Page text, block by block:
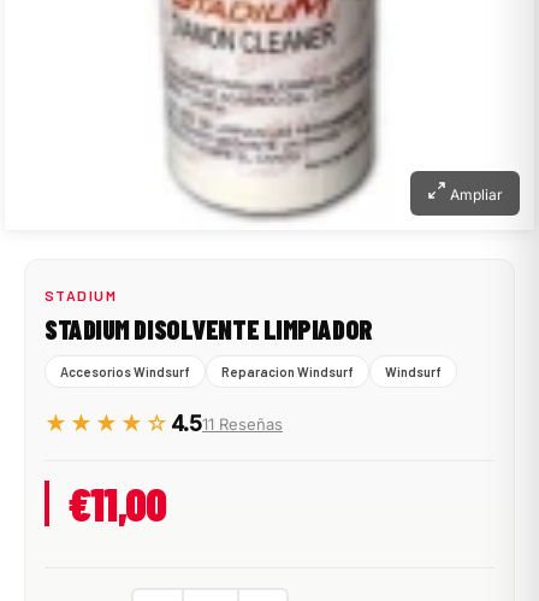
Ampliar
STADIUM
STADIUM DISOLVENTE LIMPIADOR
Accesorios Windsurf Reparacion Windsurf Windsurf
★★★★☆ 4.511 Reseñas
€11,00